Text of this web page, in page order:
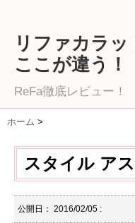
リファカラ
ここが違う！
ReFa徹底レビュー！
ホーム >
スタイル ア
公開日： 2016/02/05 :